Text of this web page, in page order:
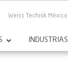
Weiss Technik México
INDUSTRIAS